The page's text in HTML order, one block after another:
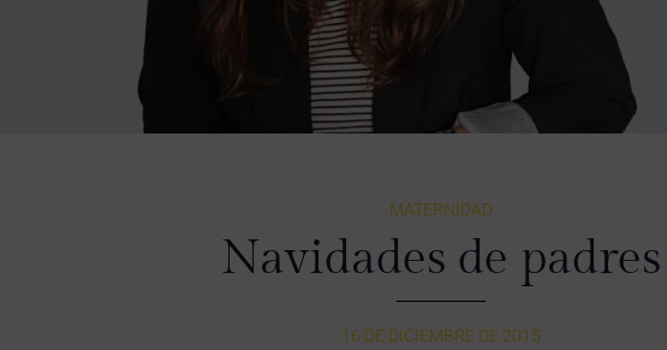
MATERNIDAD
Navidades de padres
16 DE DICIEMBRE DE 2015